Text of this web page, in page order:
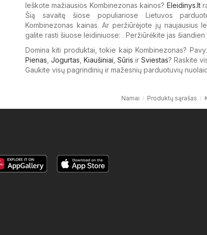
Ieškote mažiausios Kombinezonas kainos? Eleidinys.lt
Šią savaitę šiose populiariose Lietuvos
Kombinezonas kainas. Ar peržiūrėjote jų naujausius
galite rasti šiuose leidiniuose: . Peržiūrėkite jas
Domina kiti produktai, tokie kaip Kombinezonas?
Pienas Jogurtas Kiaušiniai Sūris ir Sviestas? Raskite
Gaukite visų pagrindinių ir mažesnių parduotuvių
Namai Produktų sąrašas